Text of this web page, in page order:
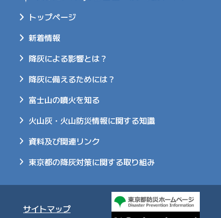
トップページ
新着情報
降灰による影響とは？
降灰に備えるためには？
富士山の噴火を知る
火山灰・火山防災情報に関する知識
資料及び関連リンク
東京都の降灰対策に関する取り組み
サイトマップ